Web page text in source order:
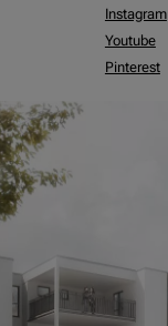
Instagram
Youtube
Pinterest